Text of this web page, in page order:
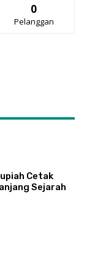
0
Pelanggan
Cetak
Sejarah